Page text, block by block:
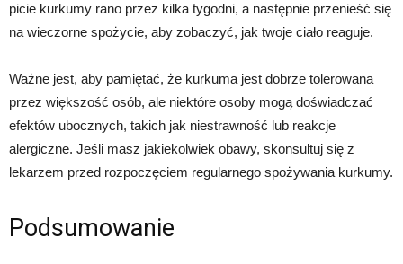
picie kurkumy rano przez kilka tygodni, a następnie przenieść się
na wieczorne spożycie, aby zobaczyć, jak twoje ciało reaguje.
Ważne jest, aby pamiętać, że kurkuma jest dobrze tolerowana
przez większość osób, ale niektóre osoby mogą doświadczać
efektów ubocznych, takich jak niestrawność lub reakcje
alergiczne. Jeśli masz jakiekolwiek obawy, skonsultuj się z
lekarzem przed rozpoczęciem regularnego spożywania kurkumy.
Podsumowanie